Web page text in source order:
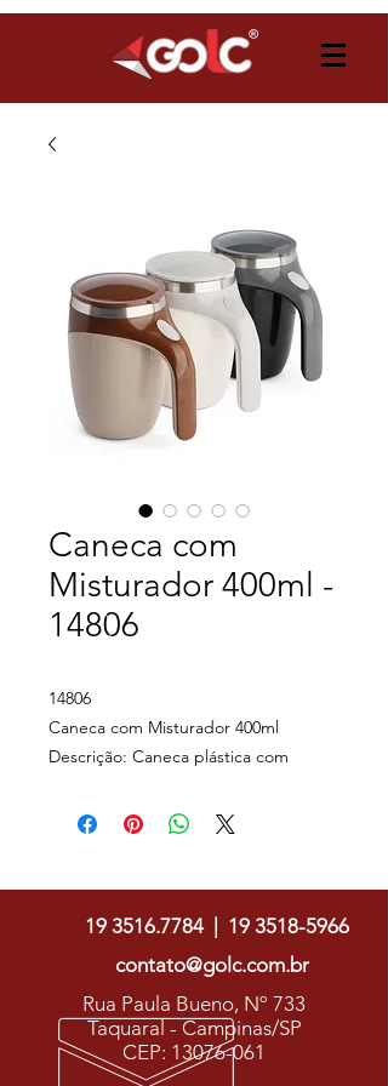
Caneca com
Misturador 400ml -
14806
14806
Caneca com Misturador 400ml
Descrição: Caneca plástica com
em inox. Acompanha tampa plástica.
AAA. OBS: Não acompanha pilha.
Altura : 14,5 cm
Circunferência : 29,2 cm
Medidas aproximadas para gravação
(CxL): 9 cm x 3,5 cm
19 3516.7784| 19 3518-5966
contato@golc.com.br
Rua Paula Bueno, Nº 733
Taquaral - Campinas/SP
CEP: 13076-061